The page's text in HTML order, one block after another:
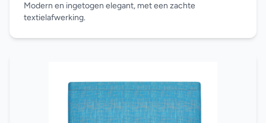
Modern en ingetogen elegant, met een zachte
textielafwerking.